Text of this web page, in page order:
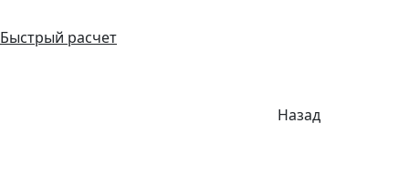
Быстрый расчет
Назад